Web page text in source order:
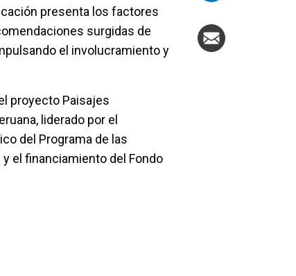
presenta los factores
surgidas de
el involucramiento y
proyecto Paisajes
liderado por el
del Programa de las
y el financiamiento del Fondo